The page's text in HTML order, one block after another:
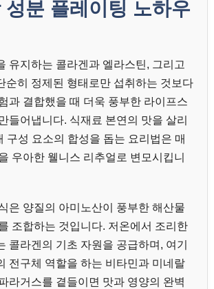
성분 플레이팅 노하우
유지하는 콜라겐과 엘라스틴, 그리고
순히 정제된 형태로만 섭취하는 것보다
과 결합했을 때 더욱 풍부한 라이프스
들어냅니다. 식재료 본연의 맛을 살리
구성 요소의 합성을 돕는 요리법은 매
우아한 웰니스 리추얼로 변모시킵니
은 양질의 아미노산이 풍부한 해산물
조합하는 것입니다. 저온에서 조리한
콜라겐의 기초 자원을 공급하며, 여기
전구체 역할을 하는 비타민과 미네랄
라거스를 곁들이면 맛과 영양의 완벽